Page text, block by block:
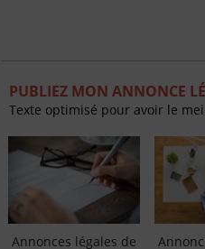
PUBLIEZ MON ANNONCE
Texte optimisé pour avoir le
Annonces légales de